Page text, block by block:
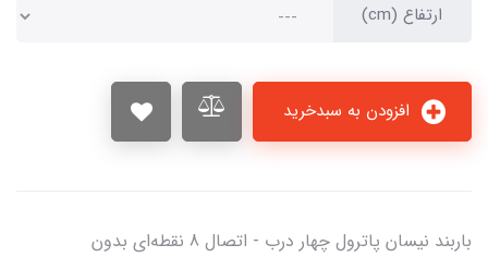
ارتفاع (cm)
باربند نیسان پاترول چهار درب - اتصال 8 نقطه‌ای بدون